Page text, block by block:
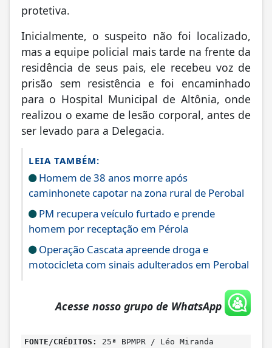
protetiva.
Inicialmente, o suspeito não foi localizado,
mas a equipe policial mais tarde na frente da
residência de seus pais, ele recebeu voz de
prisão sem resistência e foi encaminhado
para o Hospital Municipal de Altônia, onde
realizou o exame de lesão corporal, antes de
ser levado para a Delegacia.
LEIA TAMBÉM:
Homem de 38 anos morre após
caminhonete capotar na zona rural de Perobal
PM recupera veículo furtado e prende
homem por receptação em Pérola
Operação Cascata apreende droga e
motocicleta com sinais adulterados em Perobal
Acesse nosso grupo de WhatsApp
FONTE/CRÉDITOS: 25ª BPMPR / Léo Miranda